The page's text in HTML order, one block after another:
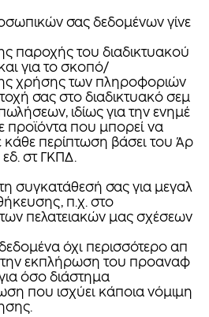
σας δεδομένων γίνε
παροχής του διαδικτυακού
για το σκοπό/
χρήσης των πληροφοριών
σας στο διαδικτυακό σεμ
ιδίως για την ενημέ
προϊόντα που μπορεί να
κάθε περίπτωση βάσει του Άρ
στ ΓΚΠΔ.
συγκατάθεσή σας για μεγαλ
π.χ. στο
των πελατειακών μας σχέσεων
όχι περισσότερο απ
την εκπλήρωση του προαναφ
όσο διάστημα
που ισχύει κάποια νόμιμη